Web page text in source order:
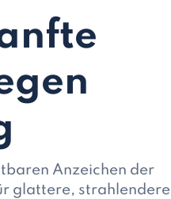
Anzeichen der
glattere, strahlendere